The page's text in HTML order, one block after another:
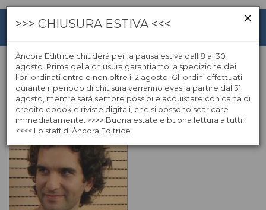
Andrea Micalone
>>> CHIUSURA ESTIVA <<<
Àncora Editrice chiuderà per la pausa estiva dall'8 al 30
agosto. Prima della chiusura garantiamo la spedizione dei
libri ordinati entro e non oltre il 2 agosto. Gli ordini effettuati
durante il periodo di chiusura verranno evasi a partire dal 31
agosto, mentre sarà sempre possibile acquistare con carta di
credito ebook e riviste digitali, che si possono scaricare
immediatamente. >>>> Buona estate e buona lettura a tutti!
<<<< Lo staff di Àncora Editrice